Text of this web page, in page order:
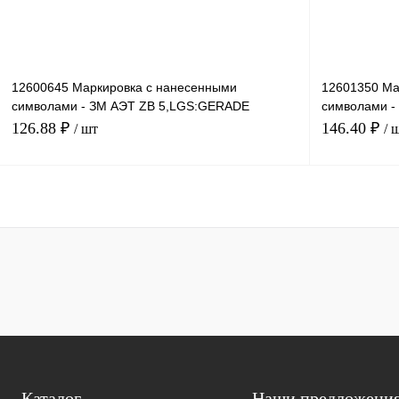
12600645 Маркировка с нанесенными
символами - ЗМ АЭТ ZB 5,LGS:GERADE
ZAHLEN 62-80
126.88 ₽ / шт
12601350
символами
146.40 ₽ /